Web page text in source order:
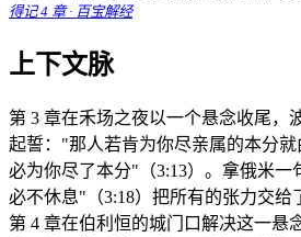
得记 4 章 · 百宝解经
上下文脉
第 3 章在禾场之夜以一个悬念收尾，
起誓："那人若肯为你尽亲属的本分
必为你尽了本分"（3:13）。拿俄米
必不休息"（3:18）把所有的张力交给
第 4 章在伯利恒的城门口解决这一悬